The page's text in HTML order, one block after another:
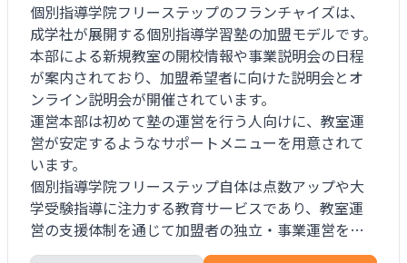
個別指導学院フリーステップのフランチャイズは、
成学社が展開する個別指導学習塾の加盟モデルです。
本部による新規教室の開校情報や事業説明会の日程
が案内されており、加盟希望者に向けた説明会とオ
ンライン説明会が開催されています。
運営本部は初めて塾の運営を行う人向けに、教室運
営が安定するようなサポートメニューを用意されて
います。
個別指導学院フリーステップ自体は点数アップや大
学受験指導に注力する教育サービスであり、教室運
営の支援体制を通じて加盟者の独立・事業運営を支
える仕組みを備えています。